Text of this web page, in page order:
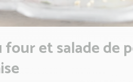
et salade de